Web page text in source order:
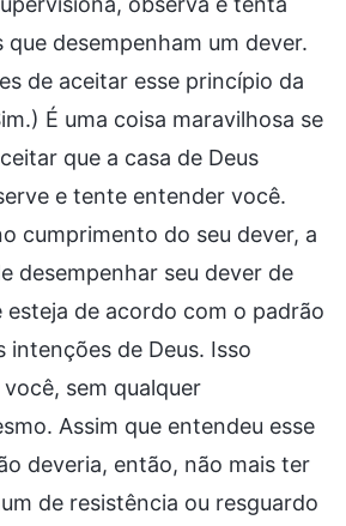
que desempenham um dever.
de aceitar esse princípio da
É uma coisa maravilhosa se
que a casa de Deus
e tente entender você.
cumprimento do seu dever, a
desempenhar seu dever de
esteja de acordo com o padrão
intenções de Deus. Isso
sem qualquer
Assim que entendeu esse
deveria, então, não mais ter
de resistência ou resguardo